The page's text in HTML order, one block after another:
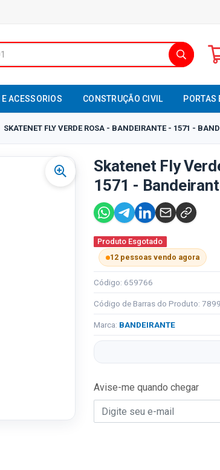
ACESSORIOS CONSTRUÇÃO CIVIL PORTAS
SKATENET FLY VERDE ROSA - BANDEIRANTE - 1571 -
Skatenet Fly
1571 -
Produto Esgotado
12 pessoas vendo agora
Código: 659766
Código de Barras do Produto:
Marca: BANDEIRANTE
Avise-me quando chegar